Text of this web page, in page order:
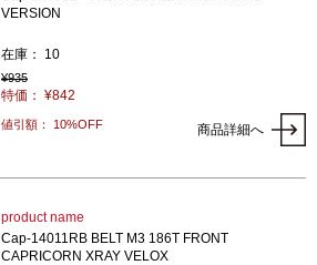
VERSION
在庫： 10
¥935
特価： ¥842
値引額： 10%OFF 商品詳細へ
product name
Cap-14011RB BELT M3 186T FRONT
CAPRICORN XRAY VELOX